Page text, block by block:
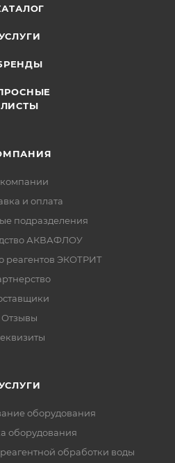
ЛИСТЫ
и оплата
подразделения
АКВАФЛОУ
реагентов ЭКОТРИТ
Отзывы
оборудования
оборудования
обработки воды